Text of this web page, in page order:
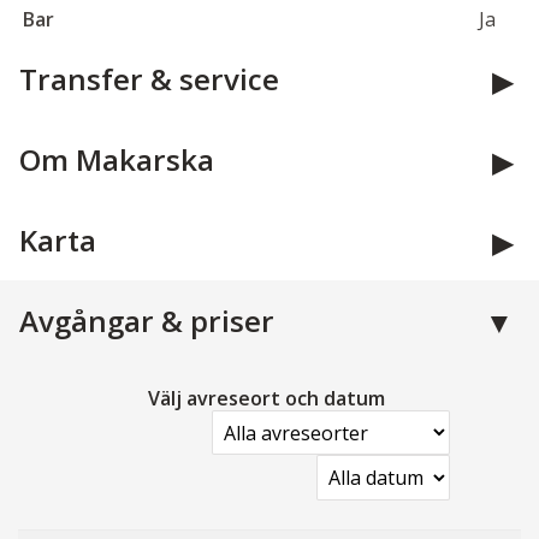
Bar
Ja
Transfer & service
Om Makarska
Karta
Avgångar & priser
Välj avreseort och datum